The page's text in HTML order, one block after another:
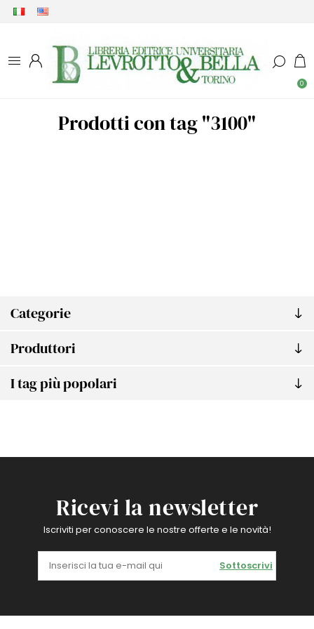
0
Categorie
Produttori
I tag più popolari
Prodotti con tag "3100"
Ricevi la newsletter
Iscriviti per conoscere le nostre offerte e le novità!
Sottoscrivi